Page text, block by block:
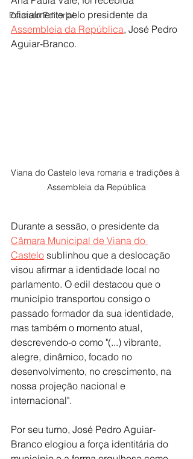
Estatuto Editorial
oficialmente pelo presidente da
Assembleia da República, José Pedro
Aguiar-Branco.
Viana do Castelo leva romaria e tradições à
Assembleia da República
Durante a sessão, o presidente da
Câmara Municipal de Viana do
Castelo sublinhou que a deslocação
visou afirmar a identidade local no
parlamento. O edil destacou que o
município transportou consigo o
passado formador da sua identidade,
mas também o momento atual,
descrevendo-o como "(...) vibrante,
alegre, dinâmico, focado no
desenvolvimento, no crescimento, na
nossa projeção nacional e
internacional".
Por seu turno, José Pedro Aguiar-
Branco elogiou a força identitária do